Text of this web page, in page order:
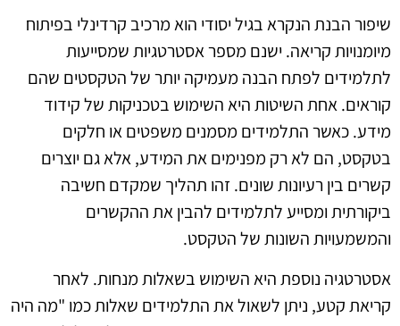
שיפור הבנת הנקרא בגיל יסודי הוא מרכיב קרדינלי בפיתוח
מיומנויות קריאה. ישנם מספר אסטרטגיות שמסייעות
לתלמידים לפתח הבנה מעמיקה יותר של הטקסטים שהם
קוראים. אחת השיטות היא השימוש בטכניקות של קידוד
מידע. כאשר התלמידים מסמנים משפטים או חלקים
בטקסט, הם לא רק מפנימים את המידע, אלא גם יוצרים
קשרים בין רעיונות שונים. זהו תהליך שמקדם חשיבה
ביקורתית ומסייע לתלמידים להבין את ההקשרים
והמשמעויות השונות של הטקסט.
אסטרטגיה נוספת היא השימוש בשאלות מנחות. לאחר
קריאת קטע, ניתן לשאול את התלמידים שאלות כמו "מה היה